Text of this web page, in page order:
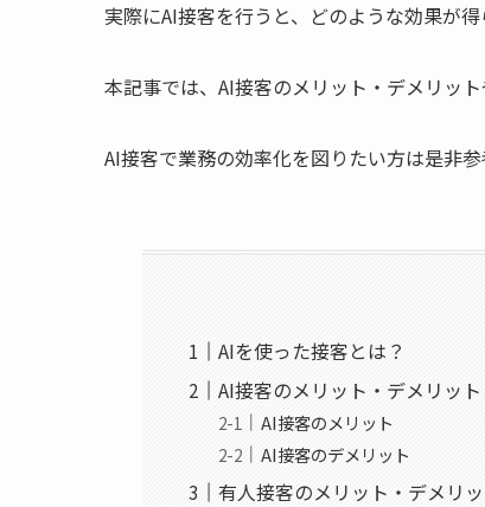
実際にAI接客を行うと、どのような効果が
本記事では、AI接客のメリット・デメリッ
AI接客で業務の効率化を図りたい方は是非参
AIを使った接客とは？
AI接客のメリット・デメリット
AI接客のメリット
AI接客のデメリット
有人接客のメリット・デメリ